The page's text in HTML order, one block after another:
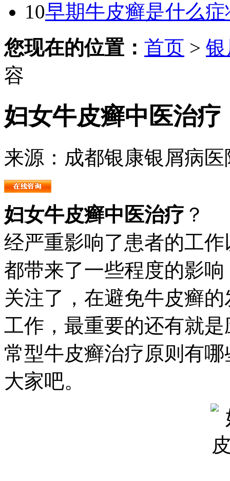
10早期牛皮癣是什么症
您现在的位置： 首页 >
容
妇女牛皮癣中医治疗
来源：成都银康银屑病医
妇女牛皮癣中医治疗 ？
经严重影响了患者的工
都带来了一些程度的影
关注了，在避免牛皮癣
工作，最重要的还有就
常型牛皮癣治疗原则有
大家吧。